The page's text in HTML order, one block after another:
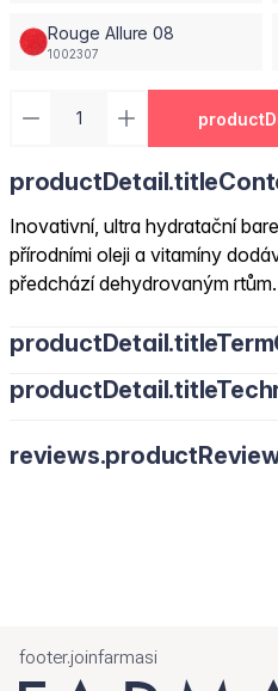
Rouge Allure 08
1002307
Inovativní, ultra hydratační
přírodními oleji a vitamíny
předchází dehydrovaným rtům.
footer.joinfarmasi